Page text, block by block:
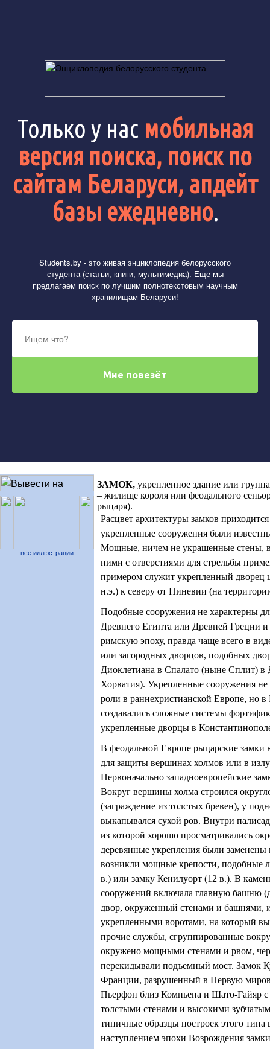
Только у нас мобильная
версия поиска, поиск по
сайтам Беларуси, апдейт
базы ежедневно.
Students.by - это живая энциклопедия белорусского
студента (статьи, книги, мультимедиа). Еще мы
предлагаем поиск по лучшим полнотекстовым научным
хранилищам Беларуси!
все иллюстрации
ЗАМОК, укрепленное здание или
– жилище короля или феодального
рыцаря).
Расцвет архитектуры замков
укрепленные сооружения были
Мощные, ничем не украшенные стены,
ними с отверстиями для стрельбы
примером служит укрепленный дворец
н.э.) к северу от Ниневии (на
Подобные сооружения не характерны
Древнего Египта или Древней Греции
римскую эпоху, правда чаще всего в
или загородных дворцов, подобных
Диоклетиана в Спалато (ныне Сплит) в
Хорватия). Укрепленные сооружения
роли в раннехристианской Европе, но
создавались сложные системы
укрепленные дворцы в
В феодальной Европе рыцарские замки
для защиты вершинах холмов или в
Первоначально западноевропейские
Вокруг вершины холма строился
(заграждение из толстых бревен), у
выкапывался сухой ров. Внутри
из которой хорошо просматривались
деревянные укрепления были
возникли мощные крепости, подобные
в.) или замку Кенилуорт (12 в.). В
сооружений включала главную башню
двор, окруженный стенами и башнями,
укрепленными воротами, на который
прочие службы, сгруппированные
окружено мощными стенами и рвом,
перекидывали подъемный мост. Замок
Франции, разрушенный в Первую
Пьерфон близ Компьена и Шато-Гайяр
толстыми стенами и высокими
типичные образцы построек этого
наступлением эпохи Возрождения